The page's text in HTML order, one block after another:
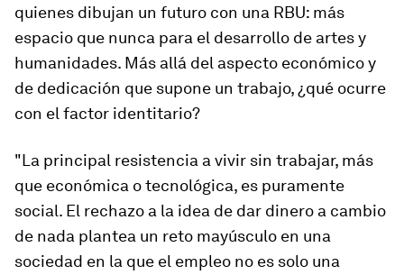
quienes dibujan un futuro con una RBU: más
espacio que nunca para el desarrollo de artes y
humanidades. Más allá del aspecto económico y
de dedicación que supone un trabajo, ¿qué ocurre
con el factor identitario?
"La principal resistencia a vivir sin trabajar, más
que económica o tecnológica, es puramente
social. El rechazo a la idea de dar dinero a cambio
de nada plantea un reto mayúsculo en una
sociedad en la que el empleo no es solo una